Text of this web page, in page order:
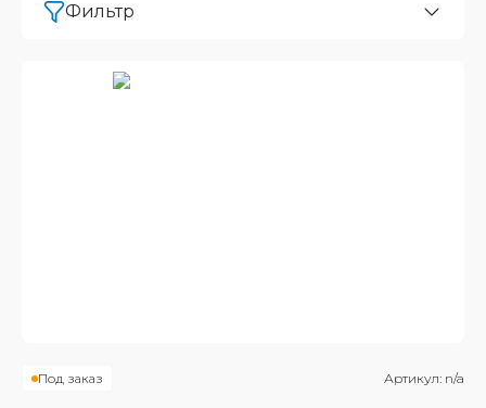
Фильтр
Под заказ Артикул: n/a